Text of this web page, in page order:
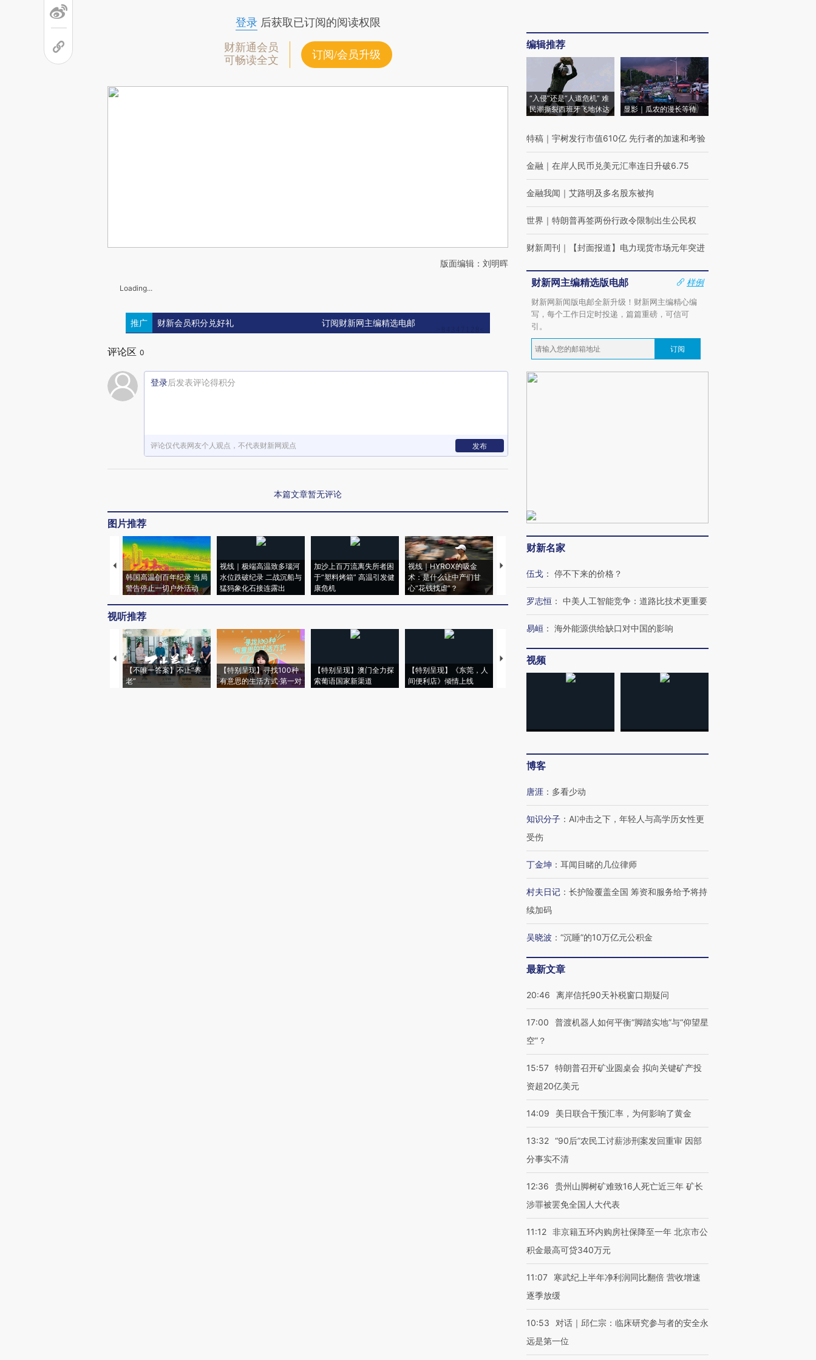
登录后获取已订阅的阅读权限
财新通会员
可畅读全文
订阅/会员升级
版面编辑：刘明晖
Loading...
推广 财新会员积分兑好礼 订阅财新网主编精选电邮
评论区 0
登录后发表评论得积分
评论仅代表网友个人观点，不代表财新网观点 发布
本篇文章暂无评论
图片推荐
韩国高温创百年纪录 当局
警告停止一切户外活动
视线｜极端高温致多瑙河
水位跌破纪录 二战沉船与
猛犸象化石接连露出
加沙上百万流离失所者困
于“塑料烤箱” 高温引发健
康危机
视线｜HYROX的吸金
术：是什么让中产们甘
心“花钱找虐”？
马航飞行员跨国走私7万
粒摇头丸 尿检体内含3种
度Z世代 用街头抗争将教
育部长拱下台
飞地休达
视听推荐
【不唯一答案】不止“养
老”
【特别呈现】寻找100种
有意思的生活方式·第一对
【特别呈现】澳门全力探
索葡语国家新渠道
【特别呈现】《东莞，人
间便利店》倾情上线
【推广】走进第四届链博
有意思的生活方式·第三对
编辑推荐
“入侵”还是“人道危机” 难
民潮撕裂西班牙飞地休达
显影｜瓜农的漫长等待
特稿 ｜ 宇树发行市值610亿 先行者的加速和考验
金融 ｜ 在岸人民币兑美元汇率连日升破6.75
金融我闻 ｜ 艾路明及多名股东被拘
世界 ｜ 特朗普再签两份行政令限制出生公民权
财新周刊 ｜ 【封面报道】电力现货市场元年突进
财新网主编精选版电邮
样例
财新网新闻版电邮全新升级！财新网主编精心编
写，每个工作日定时投递，篇篇重磅，可信可
引。
订阅
财新名家
伍戈 ： 停不下来的价格？
罗志恒 ： 中美人工智能竞争：道路比技术更重要
易峘 ： 海外能源供给缺口对中国的影响
视频
博客
唐涯 ： 多看少动
知识分子 ： AI冲击之下，年轻人与高学历女性更
受伤
丁金坤 ： 耳闻目睹的几位律师
村夫日记 ： 长护险覆盖全国 筹资和服务给予将持
续加码
吴晓波 ： “沉睡”的10万亿元公积金
最新文章
20:46 离岸信托90天补税窗口期疑问
17:00
普渡机器人如何平衡“脚踏实地”与“仰望星
空”？
15:57 特朗普召开矿业圆桌会 拟向关键矿产投
资超20亿美元
14:09 美日联合干预汇率，为何影响了黄金
13:32 “90后”农民工讨薪涉刑案发回重审 因部
分事实不清
12:36
贵州山脚树矿难致16人死亡近三年 矿长
涉罪被罢免全国人大代表
11:12 非京籍五环内购房社保降至一年 北京市公
积金最高可贷340万元
11:07
寒武纪上半年净利润同比翻倍 营收增速
逐季放缓
10:53
对话｜邱仁宗：临床研究参与者的安全永
远是第一位